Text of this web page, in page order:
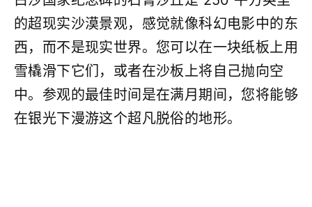
的超现实沙漠景观，感觉就像科幻电影中的东
西，而不是现实世界。您可以在一块纸板上用
雪橇滑下它们，或者在沙板上将自己抛向空
中。参观的最佳时间是在满月期间，您将能够
在银光下漫游这个超凡脱俗的地形。